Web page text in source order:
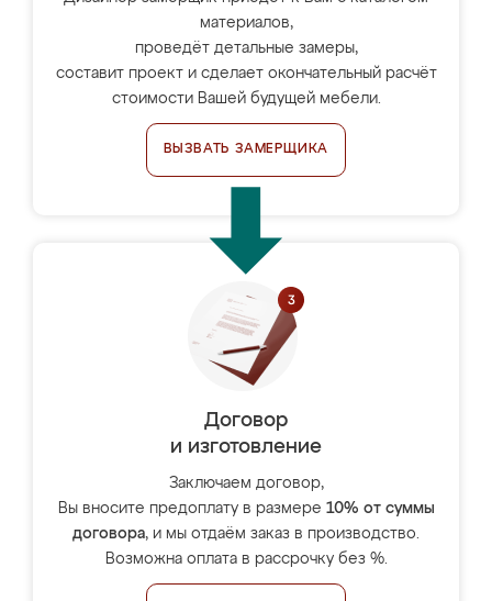
материалов,
проведёт детальные замеры,
составит проект и сделает окончательный расчёт
стоимости Вашей будущей мебели.
ВЫЗВАТЬ ЗАМЕРЩИКА
Договор
и изготовление
Заключаем договор,
Вы вносите предоплату в размере 10% от суммы
договора, и мы отдаём заказ в производство.
Возможна оплата в рассрочку без %.